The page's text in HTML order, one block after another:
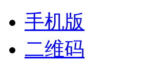
手机版
二维码